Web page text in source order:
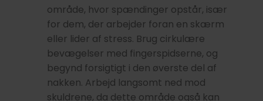
område, hvor spændinger opstår, især
for dem, der arbejder foran en skærm
eller lider af stress. Brug cirkulære
bevægelser med fingerspidserne, og
begynd forsigtigt i den øverste del af
nakken. Arbejd langsomt ned mod
skuldrene, da dette område også kan